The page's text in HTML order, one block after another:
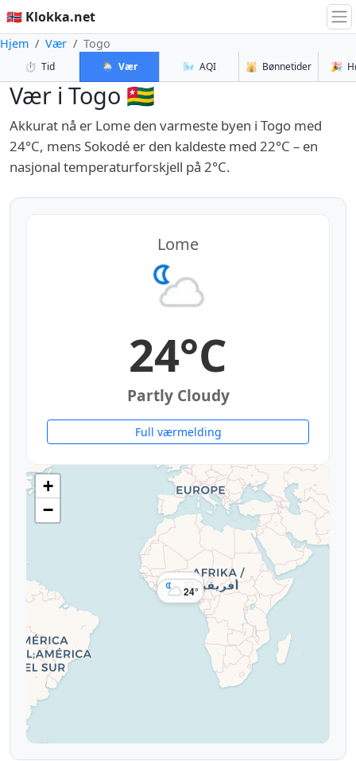
🇳🇴 Klokka.net
Hjem Vær Togo
⏱️ Tid 🌦️ Vær 🌬️ AQI 🕌 Bønnetider 🎉
Vær i Togo 🇹🇬
Akkurat nå er Lome den varmeste byen i Togo med
24°C, mens Sokodé er den kaldeste med 22°C – en
nasjonal temperaturforskjell på 2°C.
Lome
24°C
Partly Cloudy
Full værmelding
24°
22°
+
−